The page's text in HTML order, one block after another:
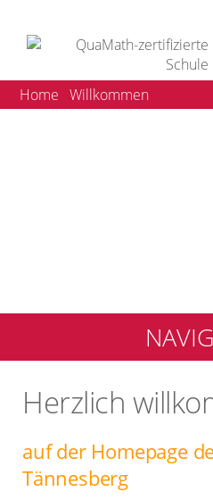
Home Willkommen
Herzlich
auf der Homepage
Tännesberg